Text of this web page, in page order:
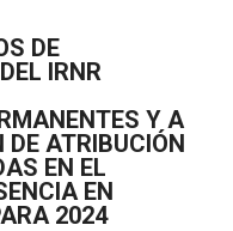
DE
IRNR
Y A
DE ATRIBUCIÓN
EN EL
EN
2024